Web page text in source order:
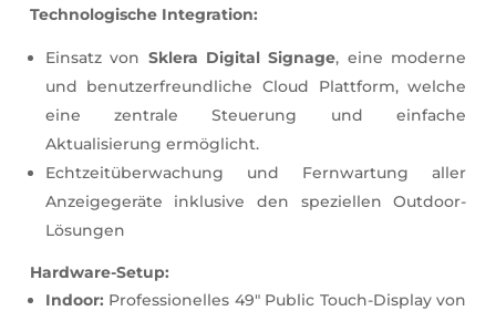
Technologische Integration:
Einsatz von Sklera Digital Signage, eine moderne
und benutzerfreundliche Cloud Plattform, welche
eine zentrale Steuerung und einfache
Aktualisierung ermöglicht.
Echtzeitüberwachung und Fernwartung aller
Anzeigegeräte inklusive den speziellen Outdoor-
Lösungen
Hardware-Setup:
Indoor: Professionelles 49″ Public Touch-Display von